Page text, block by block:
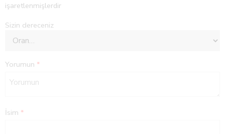
işaretlenmişlerdir
Sizin dereceniz
Yorumun *
İsim *